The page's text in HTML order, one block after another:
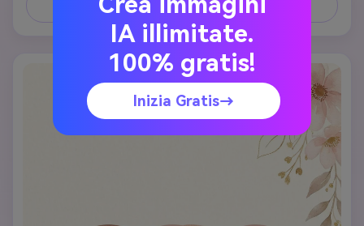
Crea un'immagine simile ↗
IA illimitate.
100% gratis!
Inizia Gratis→